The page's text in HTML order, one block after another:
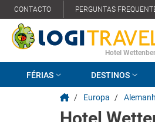
CONTACTO PERGUNTAS
Hotel
FÉRIAS DESTINOS
/ Europa /